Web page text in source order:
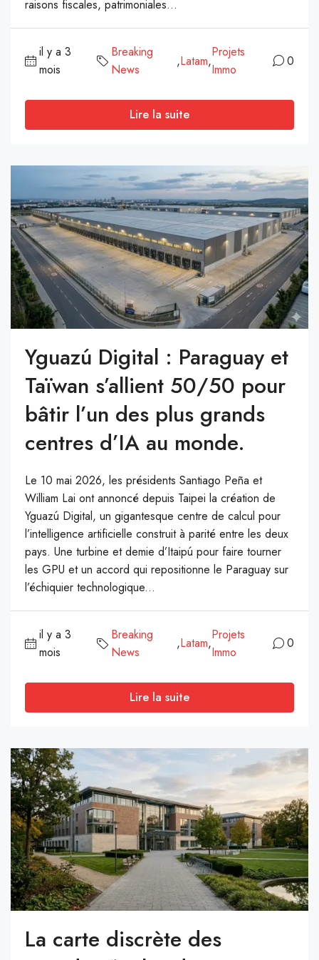
raisons fiscales, patrimoniales...
il y a 3
mois
Breaking
News
,Latam,
Projets
Immo
0
Lire la suite
Yguazú Digital : Paraguay et
Taïwan s’allient 50/50 pour
bâtir l’un des plus grands
centres d’IA au monde.
Le 10 mai 2026, les présidents Santiago Peña et
William Lai ont annoncé depuis Taipei la création de
Yguazú Digital, un gigantesque centre de calcul pour
l’intelligence artificielle construit à parité entre les deux
pays. Une turbine et demie d’Itaipú pour faire tourner
les GPU et un accord qui repositionne le Paraguay sur
l’échiquier technologique...
il y a 3
mois
Breaking
News
,Latam,
Projets
Immo
0
Lire la suite
La carte discrète des